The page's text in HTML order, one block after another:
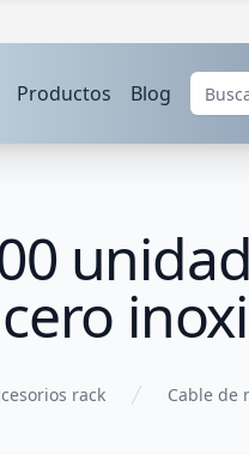
Productos Blog
rack Cable de